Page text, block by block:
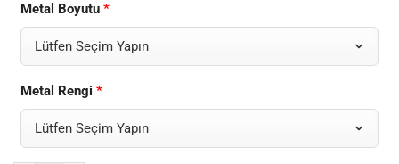
Metal Boyutu *
Metal Rengi *